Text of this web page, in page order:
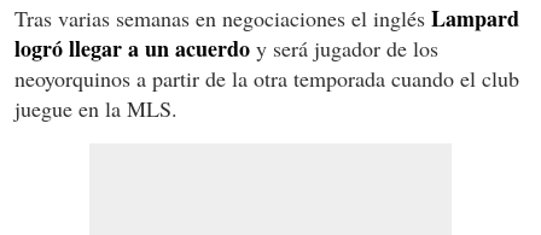
Tras varias semanas en negociaciones el inglés Lampard
logró llegar a un acuerdo y será jugador de los
neoyorquinos a partir de la otra temporada cuando el club
juegue en la MLS.